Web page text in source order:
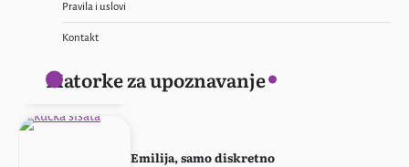
Pravila i uslovi
Kontakt
Matorke za upoznavanje
Emilija, samo diskretno